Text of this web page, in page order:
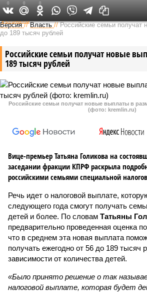
Федеральный выпуск
Версия //Власть //Российские семьи получат
до 189 тысяч рублей
Российские семьи получат новые
189 тысяч рублей
Российские семьи получат новые выплаты в
(фото: kremlin.ru)
Вице-премьер Татьяна Голикова на
заседании фракции КПРФ раскрыла
российскими семьями специальной
Речь идет о налоговой выплате,
следующего года смогут получать
детей и более. По словам Татьяны
предварительно проведенная оценка
что в среднем эта новая выплата
получать ежегодно от 56 до 189 тысяч
зависимости от количества детей.
«Было принято решение о так
налоговой выплате, которая будет
0 0 0